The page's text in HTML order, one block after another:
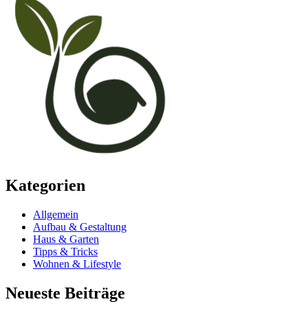
Kategorien
Allgemein
Aufbau & Gestaltung
Haus & Garten
Tipps & Tricks
Wohnen & Lifestyle
Neueste Beiträge